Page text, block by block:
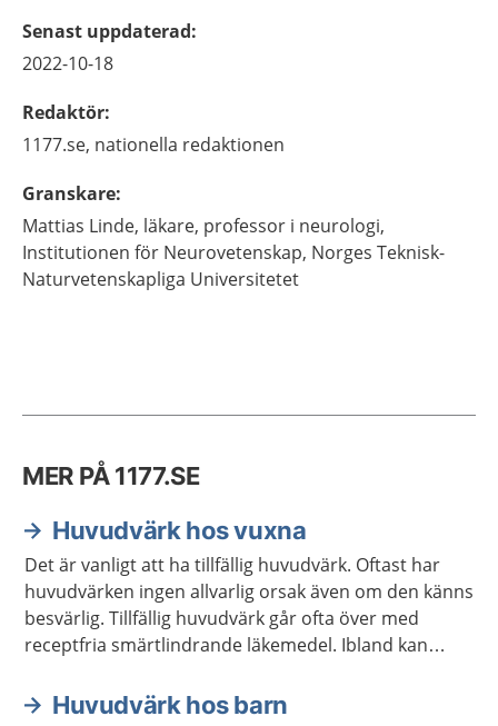
Senast uppdaterad:
2022-10-18
Redaktör:
1177.se, nationella redaktionen
Granskare:
Mattias Linde, läkare, professor i neurologi,
Institutionen för Neurovetenskap, Norges Teknisk-
Naturvetenskapliga Universitetet
MER PÅ 1177.SE
Huvudvärk hos vuxna
Det är vanligt att ha tillfällig huvudvärk. Oftast har
huvudvärken ingen allvarlig orsak även om den känns
besvärlig. Tillfällig huvudvärk går ofta över med
receptfria smärtlindrande läkemedel. Ibland kan
Huvudvärk hos barn